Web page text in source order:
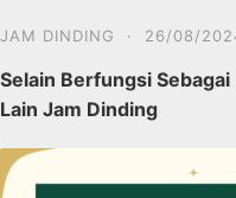
JAM DINDING · 26/08/
Selain Berfungsi
Lain Jam Dinding